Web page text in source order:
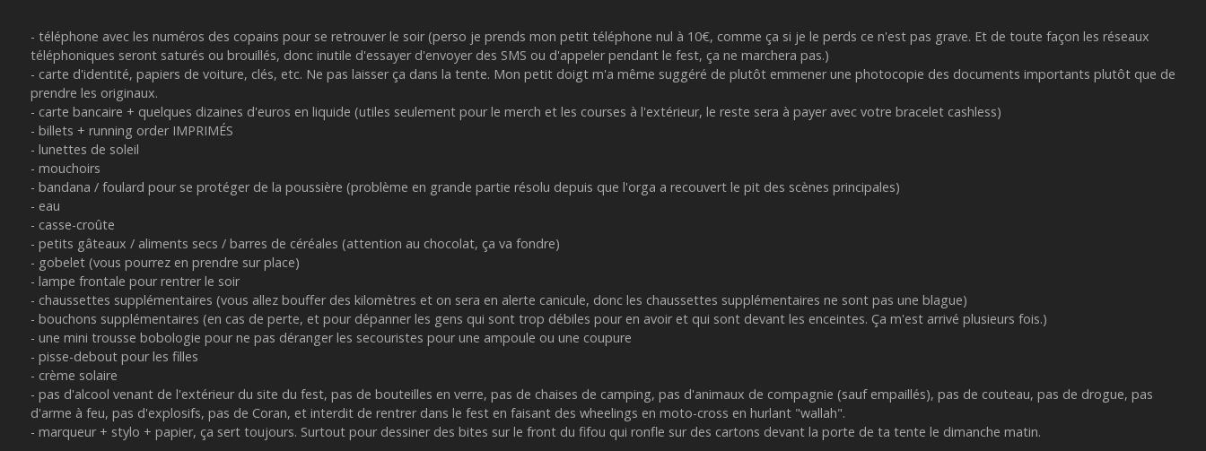
- téléphone avec les numéros des copains pour se retrouver le soir (perso je prends mon petit téléphone nul à 10€, comme ça si je le perds ce n'est pas grave. Et de toute façon les réseaux
téléphoniques seront saturés ou brouillés, donc inutile d'essayer d'envoyer des SMS ou d'appeler pendant le fest, ça ne marchera pas.)
- carte d'identité, papiers de voiture, clés, etc. Ne pas laisser ça dans la tente. Mon petit doigt m'a même suggéré de plutôt emmener une photocopie des documents importants plutôt que de
prendre les originaux.
- carte bancaire + quelques dizaines d'euros en liquide (utiles seulement pour le merch et les courses à l'extérieur, le reste sera à payer avec votre bracelet cashless)
- billets + running order IMPRIMÉS
- lunettes de soleil
- mouchoirs
- bandana / foulard pour se protéger de la poussière (problème en grande partie résolu depuis que l'orga a recouvert le pit des scènes principales)
- eau
- casse-croûte
- petits gâteaux / aliments secs / barres de céréales (attention au chocolat, ça va fondre)
- gobelet (vous pourrez en prendre sur place)
- lampe frontale pour rentrer le soir
- chaussettes supplémentaires (vous allez bouffer des kilomètres et on sera en alerte canicule, donc les chaussettes supplémentaires ne sont pas une blague)
- bouchons supplémentaires (en cas de perte, et pour dépanner les gens qui sont trop débiles pour en avoir et qui sont devant les enceintes. Ça m'est arrivé plusieurs fois.)
- une mini trousse bobologie pour ne pas déranger les secouristes pour une ampoule ou une coupure
- pisse-debout pour les filles
- crème solaire
- pas d'alcool venant de l'extérieur du site du fest, pas de bouteilles en verre, pas de chaises de camping, pas d'animaux de compagnie (sauf empaillés), pas de couteau, pas de drogue, pas
d'arme à feu, pas d'explosifs, pas de Coran, et interdit de rentrer dans le fest en faisant des wheelings en moto-cross en hurlant "wallah".
- marqueur + stylo + papier, ça sert toujours. Surtout pour dessiner des bites sur le front du fifou qui ronfle sur des cartons devant la porte de ta tente le dimanche matin.